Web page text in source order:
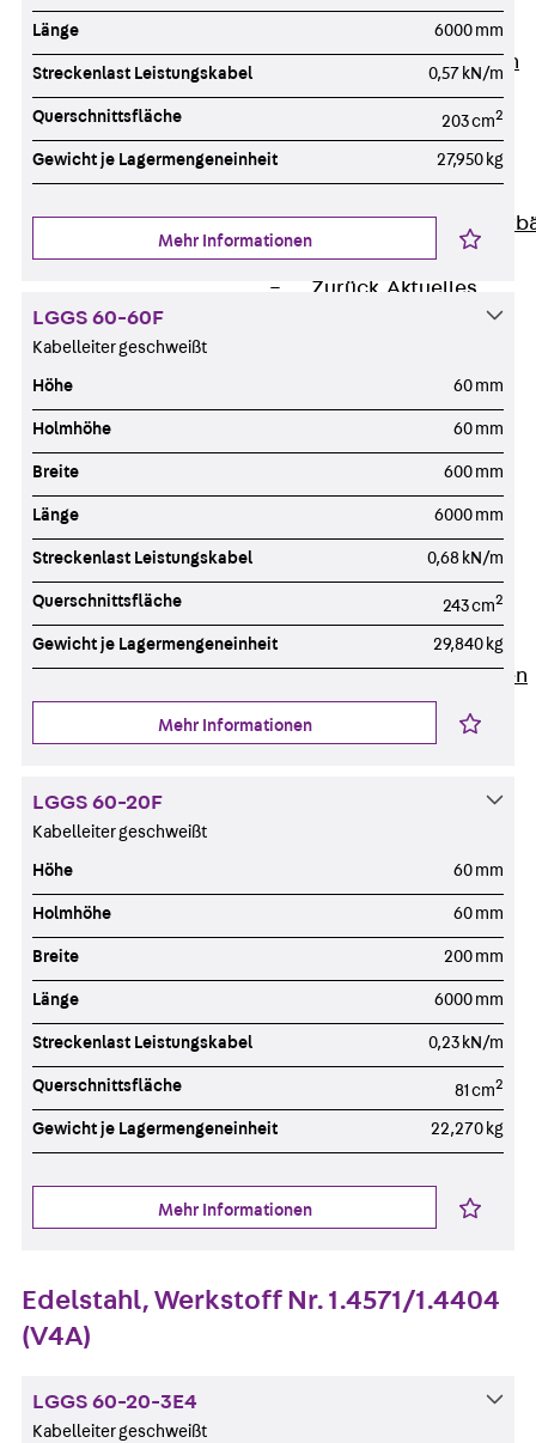
Zurück Unternehmen
Über PohlCon
Werte & Philosophie
Service & Qualität
Unsere Geschichte
Mitgliedschaften &
Aktuelles
Zurück Aktuelles
Zurück Kontakt
Ansprechpersonen
Technische Beratung
Newsletter
Presse
Karriere
Stellenausschreibungen
Unsere Standorte
Benefits
Länge 6000 mm
Streckenlast Leistungskabel 0,57 kN/m
Querschnittsfläche 203 cm2
Gewicht je Lagermengeneinheit 27,950 kg
Mehr Informationen
LGGS 60-60F
Kabelleiter geschweißt
Höhe 60 mm
Holmhöhe 60 mm
Breite 600 mm
Länge 6000 mm
Streckenlast Leistungskabel 0,68 kN/m
Querschnittsfläche 243 cm2
Gewicht je Lagermengeneinheit 29,840 kg
Mehr Informationen
LGGS 60-20F
Kabelleiter geschweißt
Höhe 60 mm
Holmhöhe 60 mm
Breite 200 mm
Länge 6000 mm
Streckenlast Leistungskabel 0,23 kN/m
Querschnittsfläche 81 cm2
Gewicht je Lagermengeneinheit 22,270 kg
Mehr Informationen
Edelstahl, Werkstoff Nr. 1.4571/1.4404
(V4A)
LGGS 60-20-3E4
Kabelleiter geschweißt